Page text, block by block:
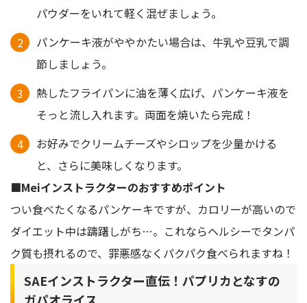
パウダーをいれて軽く混ぜましょう。
パンケーキ液がややかたい場合は、牛乳や豆乳で調
節しましょう。
熱したフライパンに油を薄く広げ、パンケーキ液を
そっと流し入れます。両面を焼いたら完成！
お好みでクリームチーズやシロップを少量かける
と、さらに美味しくなります。
■Meiインストラクターのおすすめポイント
つい食べたくなるパンケーキですが、カロリーが高いので
ダイエット中は躊躇しがち…。これならヘルシーでタンパ
ク質も摂れるので、罪悪感なくパクパク食べられますね！
SAEインストラクター直伝！パプリカとなすの
ガパオライス